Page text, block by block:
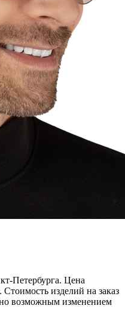
Петербурга. Цена
изделий на заказ
возможным изменением